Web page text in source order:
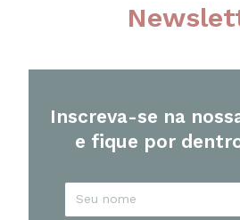
Inscreva-se na
e fique por